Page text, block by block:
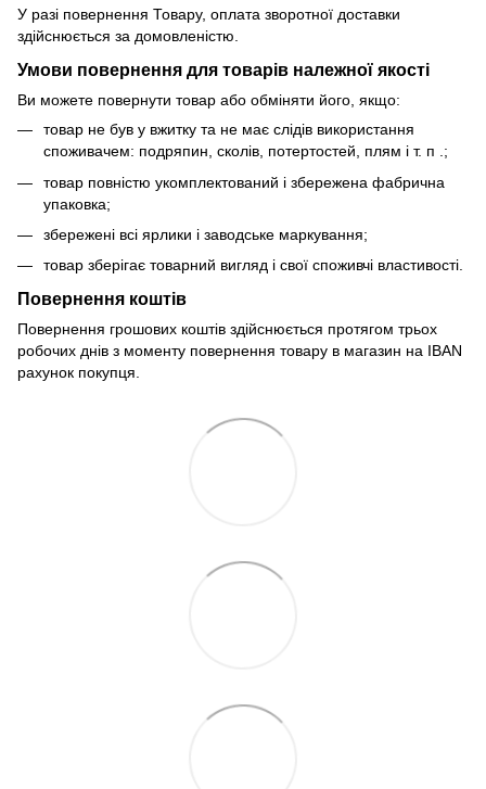
У разі повернення Товару, оплата зворотної доставки
здійснюється за домовленістю.
Умови повернення для товарів належної якості
Ви можете повернути товар або обміняти його, якщо:
товар не був у вжитку та не має слідів використання
споживачем: подряпин, сколів, потертостей, плям і т. п .;
товар повністю укомплектований і збережена фабрична
упаковка;
збережені всі ярлики і заводське маркування;
товар зберігає товарний вигляд і свої споживчі властивості.
Повернення коштів
Повернення грошових коштів здійснюється протягом трьох
робочих днів з моменту повернення товару в магазин на IBAN
рахунок покупця.